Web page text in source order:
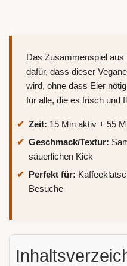
Das Zusammenspiel
dafür, dass dieser
wird, ohne dass Eier
für alle, die es frisch und
Zeit: 15 Min aktiv + 55
Geschmack/Textur:
säuerlichen Kick
Perfekt für:
Besuche